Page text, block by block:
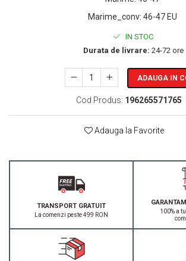
Marime_conv: 46-47 EU
IN STOC
Durata de livrare: 24-72 ore
ADAUGA IN
Cod Produs: 196265571765
Adauga la Favorite
TRANSPORT GRATUIT
La comenzi peste 499 RON
100% a